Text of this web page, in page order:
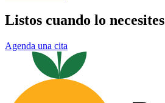
Listos cuando lo necesites
Agenda una cita